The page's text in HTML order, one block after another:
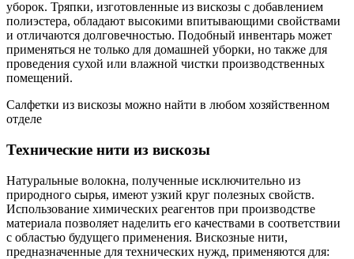
уборок. Тряпки, изготовленные из вискозы с добавлением
полиэстера, обладают высокими впитывающими свойствами
и отличаются долговечностью. Подобный инвентарь может
применяться не только для домашней уборки, но также для
проведения сухой или влажной чистки производственных
помещений.
Салфетки из вискозы можно найти в любом хозяйственном
отделе
Технические нити из вискозы
Натуральные волокна, полученные исключительно из
природного сырья, имеют узкий круг полезных свойств.
Использование химических реагентов при производстве
материала позволяет наделить его качествами в соответствии
с областью будущего применения. Вискозные нити,
предназначенные для технических нужд, применяются для: